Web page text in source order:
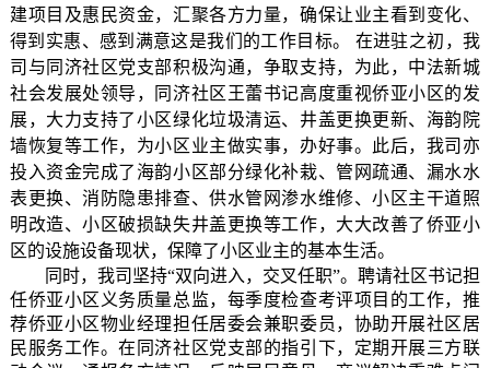
建项目及惠民资金，汇聚各方力量，确保让业主看到变化、
得到实惠、感到满意这是我们的工作目标。 在进驻之初，我
司与同济社区党支部积极沟通，争取支持，为此，中法新城
社会发展处领导，同济社区王蕾书记高度重视侨亚小区的发
展，大力支持了小区绿化垃圾清运、井盖更换更新、海韵院
墙恢复等工作，为小区业主做实事，办好事。此后，我司亦
投入资金完成了海韵小区部分绿化补栽、管网疏通、漏水水
表更换、消防隐患排查、供水管网渗水维修、小区主干道照
明改造、小区破损缺失井盖更换等工作，大大改善了侨亚小
区的设施设备现状，保障了小区业主的基本生活。
同时，我司坚持“双向进入，交叉任职”。聘请社区书记担
任侨亚小区义务质量总监，每季度检查考评项目的工作，推
荐侨亚小区物业经理担任居委会兼职委员，协助开展社区居
民服务工作。在同济社区党支部的指引下，定期开展三方联